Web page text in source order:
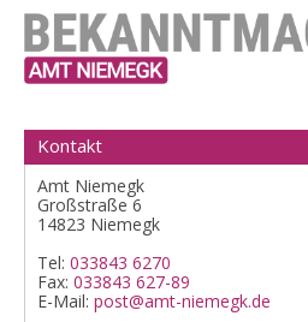
Kontakt
Amt Niemegk
Großstraße 6
14823 Niemegk
Tel: 033843 6270
Fax: 033843 627-89
E-Mail: post@amt-niemegk.de